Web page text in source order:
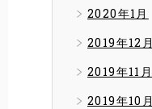
2020年1月
2019年12月
2019年11月
2019年10月